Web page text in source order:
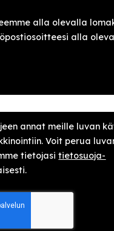
alla olevalla
alla
annat meille luvan
Voit perua
tietojasitieto­suoja­